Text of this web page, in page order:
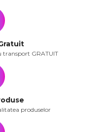
transport GRATUIT
produselor